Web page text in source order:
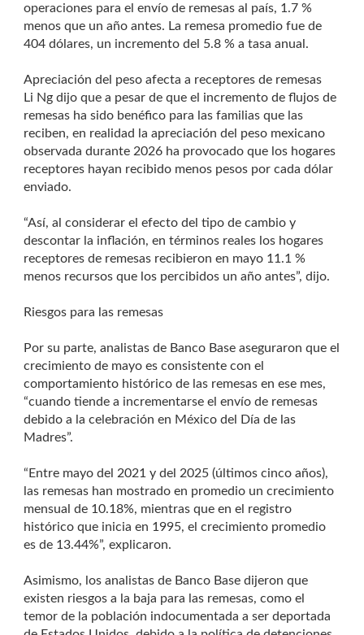
operaciones para el envío de remesas al país, 1.7 %
menos que un año antes. La remesa promedio fue de
404 dólares, un incremento del 5.8 % a tasa anual.
Apreciación del peso afecta a receptores de remesas
Li Ng dijo que a pesar de que el incremento de flujos de
remesas ha sido benéfico para las familias que las
reciben, en realidad la apreciación del peso mexicano
observada durante 2026 ha provocado que los hogares
receptores hayan recibido menos pesos por cada dólar
enviado.
“Así, al considerar el efecto del tipo de cambio y
descontar la inflación, en términos reales los hogares
receptores de remesas recibieron en mayo 11.1 %
menos recursos que los percibidos un año antes”, dijo.
Riesgos para las remesas
Por su parte, analistas de Banco Base aseguraron que el
crecimiento de mayo es consistente con el
comportamiento histórico de las remesas en ese mes,
“cuando tiende a incrementarse el envío de remesas
debido a la celebración en México del Día de las
Madres”.
“Entre mayo del 2021 y del 2025 (últimos cinco años),
las remesas han mostrado en promedio un crecimiento
mensual de 10.18%, mientras que en el registro
histórico que inicia en 1995, el crecimiento promedio
es de 13.44%”, explicaron.
Asimismo, los analistas de Banco Base dijeron que
existen riesgos a la baja para las remesas, como el
temor de la población indocumentada a ser deportada